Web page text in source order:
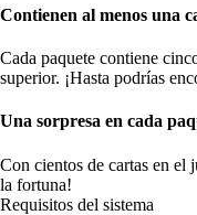
Contienen al menos una
Cada paquete contiene
superior. ¡Hasta podrías
Una sorpresa en cada
Con cientos de cartas en el
la fortuna!
Requisitos del sistema